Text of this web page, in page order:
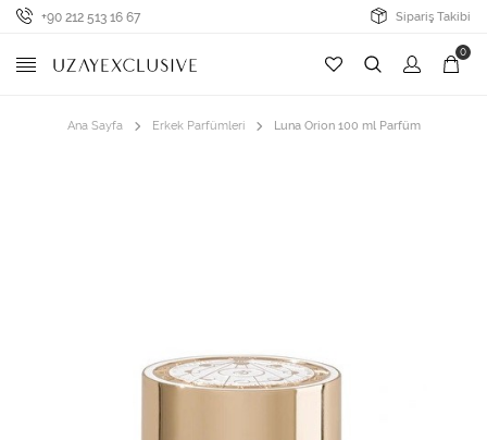
+90 212 513 16 67 Sipariş Takibi
0
Ana Sayfa Erkek Parfümleri Luna Orion 100 ml Parfüm